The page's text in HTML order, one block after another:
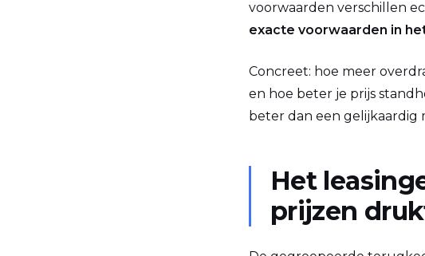
voorwaarden verschillen
exacte voorwaarden in
Concreet: hoe meer
en hoe beter je prijs
beter dan een gelijkaardig
Het
prijzen